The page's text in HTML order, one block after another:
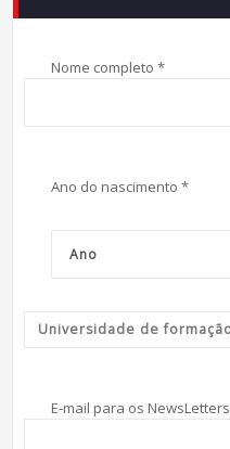
Nome completo *
Ano do nascimento *
E-mail para os NewsLetters